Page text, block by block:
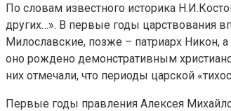
По словам известного историка
других…». В первые годы царствования
Милославские, позже – патриарх Никон,
оно рождено демонстративным
них отмечали, что периоды царской
Первые годы правления Алексея